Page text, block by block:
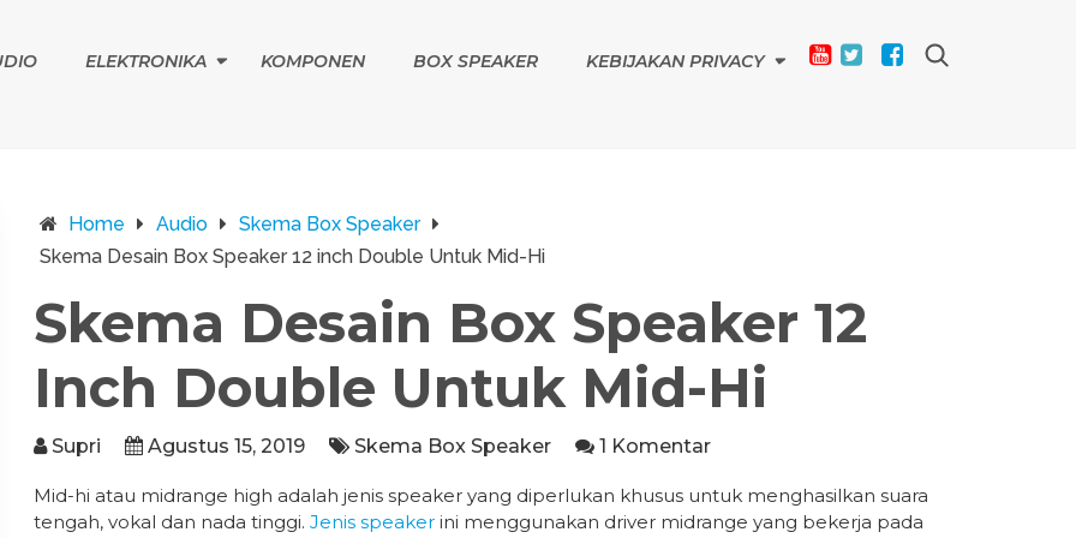
ELEKTRONIKA KOMPONEN BOX SPEAKER KEBIJAKAN PRIVACY
Home Audio
Skema Box Speaker
Skema Desain Box Speaker 12 inch Double Untuk Mid-Hi
Skema Desain Box Speaker 12
Inch Double Untuk Mid-Hi
Supri Agustus 15, 2019 Skema Box Speaker 1 Komentar
Mid-hi atau midrange high adalah jenis speaker yang diperlukan khusus untuk menghasilkan suara
tengah, vokal dan nada tinggi. Jenis speaker ini menggunakan driver midrange yang bekerja pada